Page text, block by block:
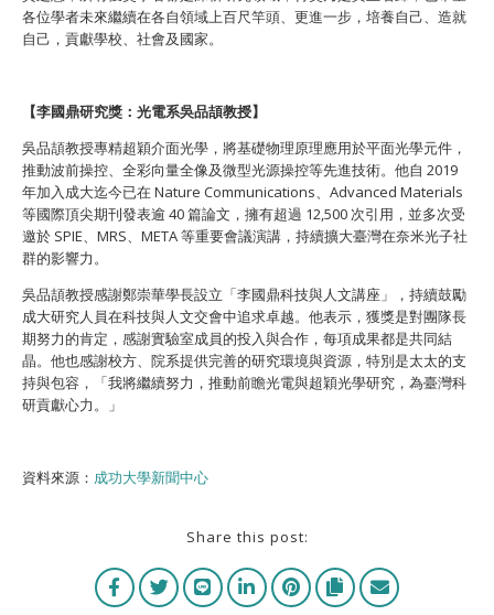
各位學者未來繼續在各自領域上百尺竿頭、更進一步，培養自己、造就
自己，貢獻學校、社會及國家。
【李國鼎研究獎：光電系吳品頡教授】
吳品頡教授專精超穎介面光學，將基礎物理原理應用於平面光學元件，
推動波前操控、全彩向量全像及微型光源操控等先進技術。他自 2019
年加入成大迄今已在 Nature Communications、Advanced Materials
等國際頂尖期刊發表逾 40 篇論文，擁有超過 12,500 次引用，並多次受
邀於 SPIE、MRS、META 等重要會議演講，持續擴大臺灣在奈米光子社
群的影響力。
吳品頡教授感謝鄭崇華學長設立「李國鼎科技與人文講座 」，持續鼓勵
成大研究人員在科技與人文交會中追求卓越。他表示，獲獎是對團隊長
期努力的肯定，感謝實驗室成員的投入與合作，每項成果都是共同結
晶。他也感謝校方、院系提供完善的研究環境與資源，特別是太太的支
持與包容，「我將繼續努力，推動前瞻光電與超穎光學研究，為臺灣科
研貢獻心力。」
資料來源： 成功大學新聞中心
Share this post: